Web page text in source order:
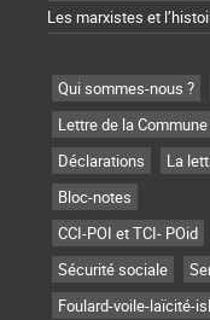
Les marxistes et
Qui sommes-nous ?
Lettre de la
Déclarations
La
Bloc-notes
CCI-POI et TCI- POid
Sécurité sociale
Foulard-voile-laïcité-